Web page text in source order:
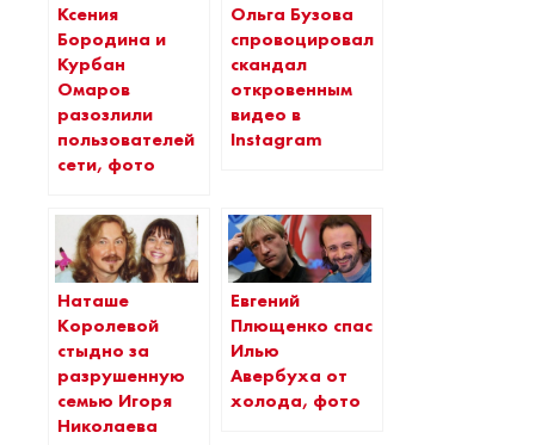
Ксения
Бородина и
Курбан
Омаров
разозлили
пользователей
сети, фото
Ольга Бузова
спровоцировала
скандал
откровенным
видео в
Instagram
Наташе
Королевой
стыдно за
разрушенную
семью Игоря
Николаева
Евгений
Плющенко спас
Илью
Авербуха от
холода, фото